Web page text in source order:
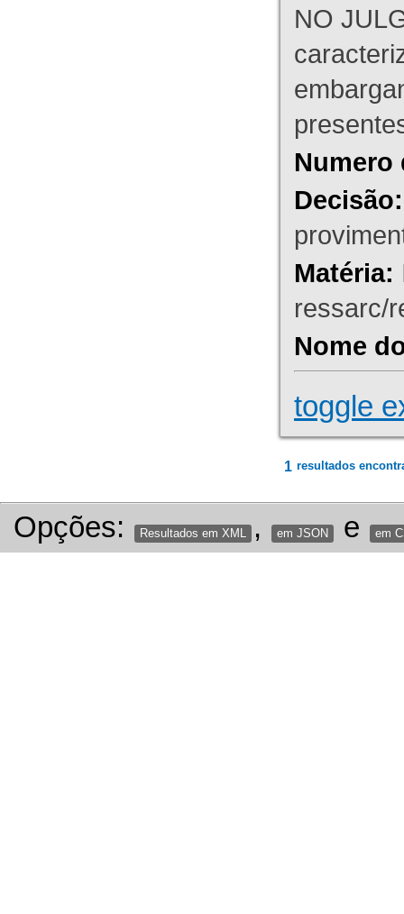
NO
Numero
Decisão:
Matéria:
ressarc/
Nome
toggle
1 resultados
Opções: Resultados em XML , em JSON e em